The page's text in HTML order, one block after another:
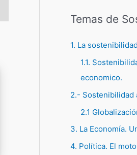
Temas de
1. La
1.1.
economico.
2.- Sostenibilidad
2.1
3. La Economía.
4. Política. El